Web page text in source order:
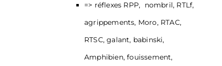
=> réflexes RPP, nombril, RTLf,
agrippements, Moro, RTAC,
RTSC, galant, babinski,
Amphibien, fouissement,